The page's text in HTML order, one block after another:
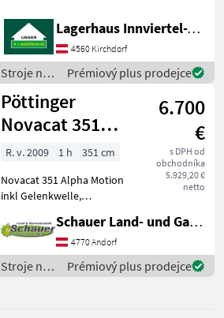
Maschinenmerkmale: +
Gelenkwelle +
Entlastungsfedern
Kardánovyý hriadeľ:
Kotúče, Pohon skúšobným
stavom
Lagerhaus Innviertel-Traunviertel-Urfahr eGen, Kirchdorf
4560 Kirchdorf
Stroje na
zber
objemových
krmív /
Pöttinger
Prémiový plus prodejce
Pöttinger
Novacat 351
Alpha Motion
6.700
€
s DPH od
obchodníka
5.929,20 €
netto
R. v. 2009 1 h
351 cm
Novacat 351 Alpha Motion
inkl Gelenkwelle,
Beleuchtung Kardánovyý
hriadeľ: Kotúče, Frontálna
kosa, Miagač, výkyvný
držiak, : Frontálna kosa S
Schauer Land- und Gartentechnik GmbH
4770 Andorf
Stroje na
zber
Prémiový plus prodejce